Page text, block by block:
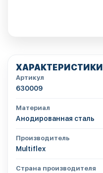
ХАРАКТЕРИСТИКИ
Артикул
630009
Материал
Анодированная сталь
Производитель
Multiflex
Страна производителя